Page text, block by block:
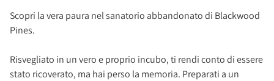
Scopri la vera paura nel sanatorio abbandonato di Blackwood
Pines.
Risvegliato in un vero e proprio incubo, ti rendi conto di essere
stato ricoverato, ma hai perso la memoria. Preparati a un